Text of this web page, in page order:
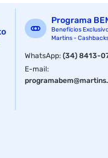
a aprox. 15 cm
Programa
Benefícios
Martins -
WhatsApp:(34) 8413-
E-mail: